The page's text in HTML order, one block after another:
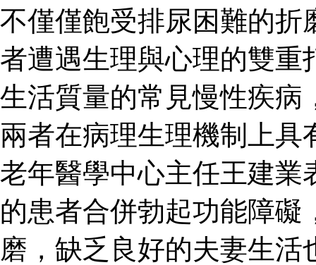
不僅僅飽受排尿困難的折
者遭遇生理與心理的雙重
生活質量的常見慢性疾病
兩者在病理生理機制上
老年醫學中心主任王建業
的患者合併勃起功能障
磨，缺乏良好的夫妻生